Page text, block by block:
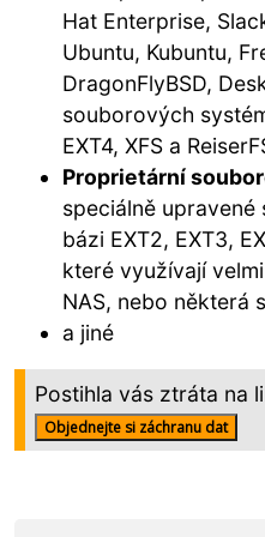
Hat Enterprise,
Ubuntu, Kubuntu,
DragonFlyBSD,
souborových
EXT4, XFS a
Proprietární
speciálně
bázi EXT2, EXT3,
které využívají
NAS, nebo některá
a jiné
Postihla vás ztráta na